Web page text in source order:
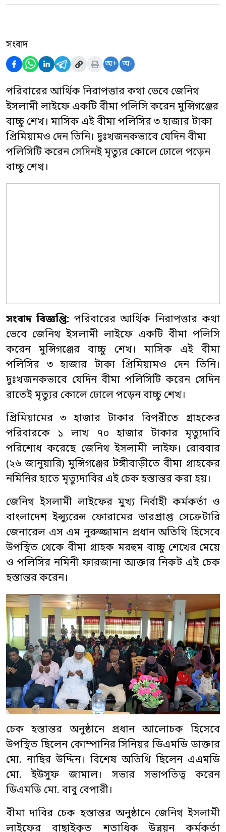
সংবাদ
অ+ অ-
পরিবারের আর্থিক নিরাপত্তার কথা ভেবে জেনিথ
ইসলামী লাইফে একটি বীমা পলিসি করেন মুন্সিগঞ্জের
বাচ্চু শেখ। মাসিক এই বীমা পলিসির ৩ হাজার টাকা
প্রিমিয়ামও দেন তিনি। দুঃখজনকভাবে যেদিন বীমা
পলিসিটি করেন সেদিনই মৃত্যুর কোলে ঢোলে পড়েন
বাচ্চু শেখ।
সংবাদ বিজ্ঞপ্তি: পরিবারের আর্থিক নিরাপত্তার কথা
ভেবে জেনিথ ইসলামী লাইফে একটি বীমা পলিসি
করেন মুন্সিগঞ্জের বাচ্চু শেখ। মাসিক এই বীমা
পলিসির ৩ হাজার টাকা প্রিমিয়ামও দেন তিনি।
দুঃখজনকভাবে যেদিন বীমা পলিসিটি করেন সেদিন
রাতেই মৃত্যুর কোলে ঢোলে পড়েন বাচ্চু শেখ।
প্রিমিয়ামের ৩ হাজার টাকার বিপরীতে গ্রাহকের
পরিবারকে ১ লাখ ৭০ হাজার টাকার মৃত্যুদাবি
পরিশোধ করেছে জেনিথ ইসলামী লাইফ। রোববার
(২৬ জানুয়ারি) মুন্সিগঞ্জের টঙ্গীবাড়ীতে বীমা গ্রাহকের
নমিনির হাতে মৃত্যুদাবির এই চেক হস্তান্তর করা হয়।
জেনিথ ইসলামী লাইফের মুখ্য নির্বাহী কর্মকর্তা ও
বাংলাদেশ ইন্স্যুরেন্স ফোরামের ভারপ্রাপ্ত সেক্রেটারি
জেনারেল এস এম নুরুজ্জামান প্রধান অতিথি হিসেবে
উপস্থিত থেকে বীমা গ্রাহক মরহুম বাচ্চু শেখের মেয়ে
ও পলিসির নমিনী ফারজানা আক্তার নিকট এই চেক
হস্তান্তর করেন।
চেক হস্তান্তর অনুষ্ঠানে প্রধান আলোচক হিসেবে
উপস্থিত ছিলেন কোম্পানির সিনিয়র ডিএমডি ডাক্তার
মো. নাছির উদ্দিন। বিশেষ অতিথি ছিলেন এএমডি
মো. ইউসুফ জামাল। সভার সভাপতিত্ব করেন
ডিএমডি মো. বাবু বেপারী।
বীমা দাবির চেক হস্তান্তর অনুষ্ঠানে জেনিথ ইসলামী
লাইফের বাছাইকৃত শতাধিক উন্নয়ন কর্মকর্তা